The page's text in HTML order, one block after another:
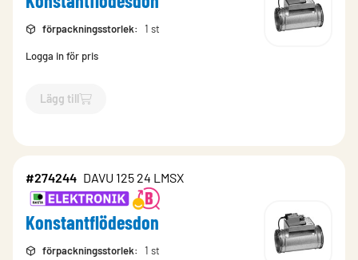
förpackningsstorlek: 1 st
Logga in för pris
Lägg till
`$Lägg till
#274244 DAVU 125 24 LMSX
Konstantflödesdon
förpackningsstorlek: 1 st